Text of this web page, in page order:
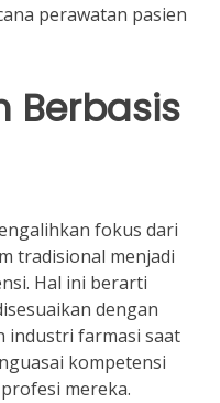
perawatan pasien
Berbasis
fokus dari
tradisional menjadi
Hal ini berarti
dengan
industri farmasi saat
kompetensi
mereka.